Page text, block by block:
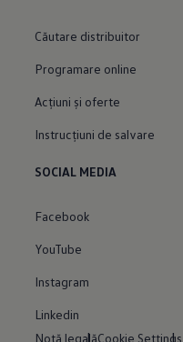
Căutare distribuitor
Programare online
Acțiuni și oferte
Instrucțiuni de salvare
SOCIAL MEDIA
Facebook
YouTube
Instagram
Linkedin
Notă legalăCookie Settings